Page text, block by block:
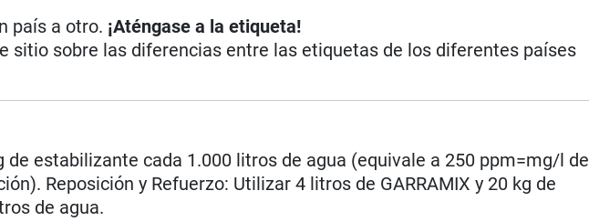
país a otro. ¡Aténgase a la etiqueta!
sitio sobre las diferencias entre las etiquetas de los diferentes países
de estabilizante cada 1.000 litros de agua (equivale a 250 ppm=mg/l de
Reposición y Refuerzo: Utilizar 4 litros de GARRAMIX y 20 kg de
de agua.